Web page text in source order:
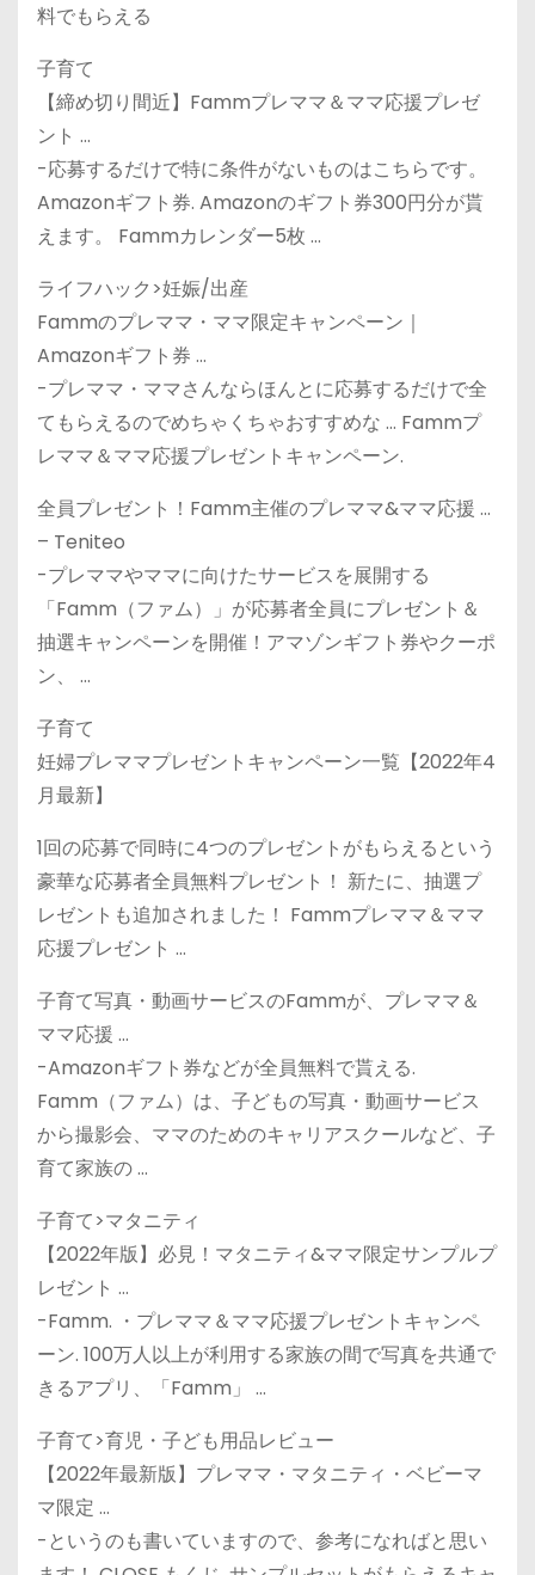
料でもらえる
子育て
【締め切り間近】Fammプレママ＆ママ応援プレゼ
ント …
-応募するだけで特に条件がないものはこちらです。
Amazonギフト券. Amazonのギフト券300円分が貰
えます。 Fammカレンダー5枚 …
ライフハック>妊娠/出産
Fammのプレママ・ママ限定キャンペーン｜
Amazonギフト券 …
-プレママ・ママさんならほんとに応募するだけで全
てもらえるのでめちゃくちゃおすすめな … Fammプ
レママ＆ママ応援プレゼントキャンペーン.
全員プレゼント！Famm主催のプレママ&ママ応援 …
– Teniteo
-プレママやママに向けたサービスを展開する
「Famm（ファム）」が応募者全員にプレゼント＆
抽選キャンペーンを開催！アマゾンギフト券やクーポ
ン、 …
子育て
妊婦プレママプレゼントキャンペーン一覧【2022年4
月最新】
1回の応募で同時に4つのプレゼントがもらえるという
豪華な応募者全員無料プレゼント！ 新たに、抽選プ
レゼントも追加されました！ Fammプレママ＆ママ
応援プレゼント …
子育て写真・動画サービスのFammが、プレママ＆
ママ応援 …
-Amazonギフト券などが全員無料で貰える.
Famm（ファム）は、子どもの写真・動画サービス
から撮影会、ママのためのキャリアスクールなど、子
育て家族の …
子育て>マタニティ
【2022年版】必見！マタニティ&ママ限定サンプルプ
レゼント …
-Famm. ・プレママ＆ママ応援プレゼントキャンペ
ーン. 100万人以上が利用する家族の間で写真を共通で
きるアプリ、「Famm」 …
子育て>育児・子ども用品レビュー
【2022年最新版】プレママ・マタニティ・ベビーマ
マ限定 …
-というのも書いていますので、参考になればと思い